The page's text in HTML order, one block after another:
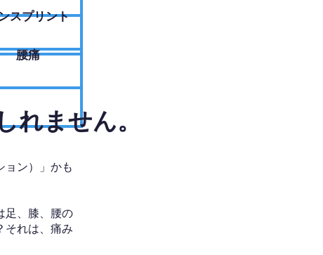
スプリント
腰痛
れません。
ョン）」かも
足、膝、腰の
それは、痛み